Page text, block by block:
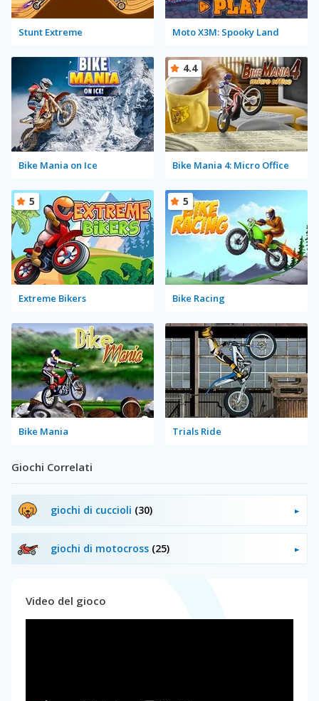
Stunt Extreme Moto X3M: Spooky Land
Bike Mania on Ice Bike Mania 4: Micro Office
4.4
Extreme Bikers
5
Bike Racing
5
Bike Mania Trials Ride
Giochi Correlati
giochi di cuccioli (30)
giochi di motocross (25)
Video del gioco